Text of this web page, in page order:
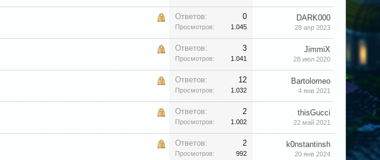
Ответов: 0
Просмотров: 1.045
DARK000
28 апр 2023
Ответов: 3
Просмотров: 1.041
JimmiX
28 июл 2020
Ответов: 12
Просмотров: 1.032
Bartolomeo
4 янв 2021
Ответов: 2
Просмотров: 1.002
thisGucci
22 май 2021
Ответов: 2
Просмотров: 992
k0nstantinsh
20 янв 2024